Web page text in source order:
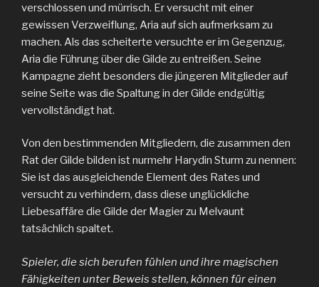
verschlossen und mürrisch. Er versucht mit einer
gewissen Verzweiflung, Aria auf sich aufmerksam zu
machen. Als das scheiterte versuchte er im Gegenzug,
Aria die Führung über die Gilde zu entreißen. Seine
Kampagne zieht besonders die jüngeren Mitglieder auf
seine Seite was die Spaltung in der Gilde endgültig
vervollständigt hat.
Von den bestimmenden Mitgliedern, die zusammen den
Rat der Gilde bilden ist nurmehr Harydin Sturm zu nennen:
Sie ist das ausgleichende Element des Rates und
versucht zu verhindern, dass diese unglückliche
Liebesaffäre die Gilde der Magier zu Melvaunt
tatsächlich spaltet.
Spieler, die sich berufen fühlen und ihre magischen
Fähigkeiten unter Beweis stellen, können für einen